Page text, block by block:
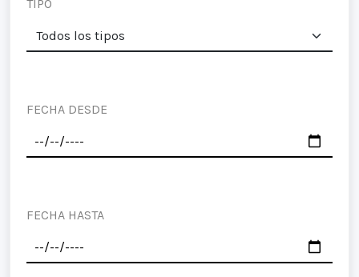
TIPO
FECHA DESDE
FECHA HASTA